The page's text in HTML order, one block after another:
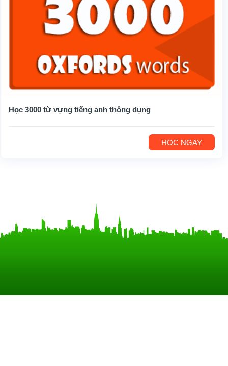
Học 3000 từ vựng tiếng anh thông dụng
HỌC NGAY